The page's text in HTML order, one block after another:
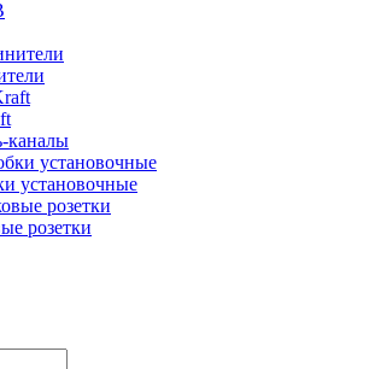
каналы
установочные
розетки